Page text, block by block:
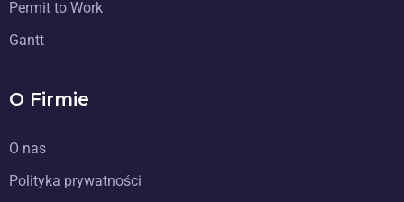
Permit to Work
Gantt
O Firmie
O nas
Polityka prywatności